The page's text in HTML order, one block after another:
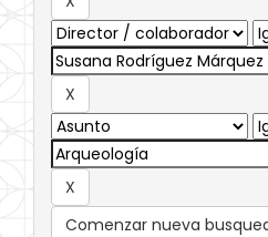
Comenzar nueva